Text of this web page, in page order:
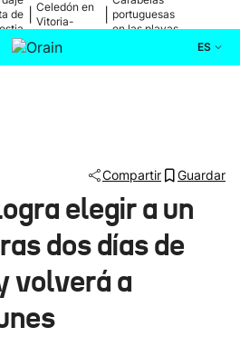
de
Celedón en
Vitoria-
portuguesas
en las playas
ES
Ikusmiran
Eguraldia
Compartir Guardar
elegir a un
dos días de
volverá a